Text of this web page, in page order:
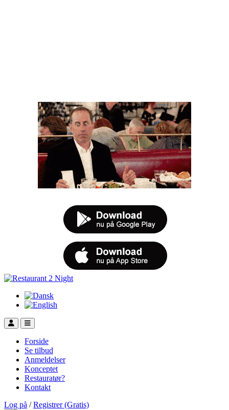
Forside
Se tilbud
Anmeldelser
Konceptet
Restauratør?
Kontakt
Log på / Registrer (Gratis)